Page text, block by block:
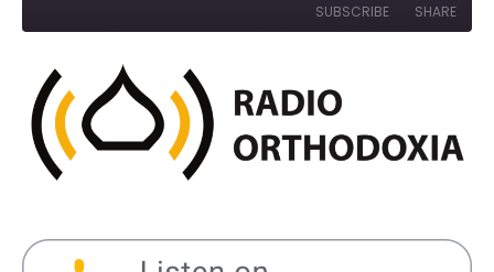
seconds
SUBSCRIBE SHARE
RSS FEED
SHARE
LINK
EMBED